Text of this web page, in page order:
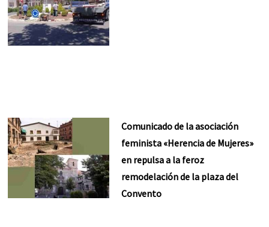
Comunicado de la asociación
feminista «Herencia de Mujeres»
en repulsa a la feroz
remodelación de la plaza del
Convento